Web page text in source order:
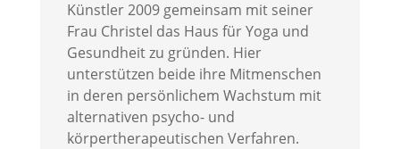
Künstler 2009 gemeinsam mit seiner
Frau Christel das Haus für Yoga und
Gesundheit zu gründen. Hier
unterstützen beide ihre Mitmenschen
in deren persönlichem Wachstum mit
alternativen psycho- und
körpertherapeutischen Verfahren.